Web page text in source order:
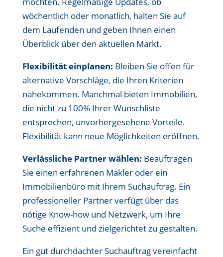
wöchentlich oder monatlich, halten Sie auf
dem Laufenden und geben Ihnen einen
Überblick über den aktuellen Markt.
Flexibilität einplanen: Bleiben Sie offen für
alternative Vorschläge, die Ihren Kriterien
nahekommen. Manchmal bieten Immobilien,
die nicht zu 100% Ihrer Wunschliste
entsprechen, unvorhergesehene Vorteile.
Flexibilität kann neue Möglichkeiten eröffnen.
Verlässliche Partner wählen: Beauftragen
Sie einen erfahrenen Makler oder ein
Immobilienbüro mit Ihrem Suchauftrag. Ein
professioneller Partner verfügt über das
nötige Know-how und Netzwerk, um Ihre
Suche effizient und zielgerichtet zu gestalten.
Ein gut durchdachter Suchauftrag vereinfacht